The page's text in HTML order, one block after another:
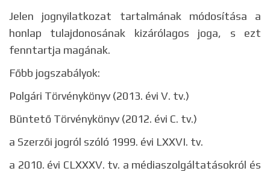
Jelen jognyilatkozat tartalmának módosítása a
honlap tulajdonosának kizárólagos joga, s ezt
fenntartja magának.
Főbb jogszabályok:
Polgári Törvénykönyv (2013. évi V. tv.)
Büntető Törvénykönyv (2012. évi C. tv.)
a Szerzői jogról szóló 1999. évi LXXVI. tv.
a 2010. évi CLXXXV. tv. a médiaszolgáltatásokról és